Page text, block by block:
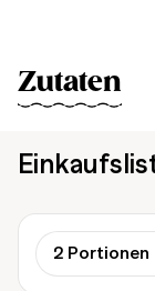
Zutaten